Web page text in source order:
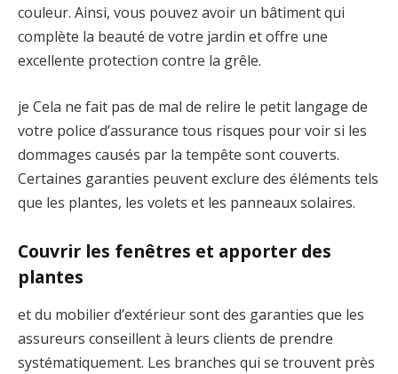
couleur. Ainsi, vous pouvez avoir un bâtiment qui
complète la beauté de votre jardin et offre une
excellente protection contre la grêle.
je Cela ne fait pas de mal de relire le petit langage de
votre police d’assurance tous risques pour voir si les
dommages causés par la tempête sont couverts.
Certaines garanties peuvent exclure des éléments tels
que les plantes, les volets et les panneaux solaires.
Couvrir les fenêtres et apporter des
plantes
et du mobilier d’extérieur sont des garanties que les
assureurs conseillent à leurs clients de prendre
systématiquement. Les branches qui se trouvent près